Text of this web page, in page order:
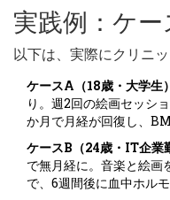
実践例：ケ
以下は、実際にクリニ
ケースA（18歳・大学生）
り。週2回の絵画セッシ
か月で月経が回復し、
ケースB（24歳・IT企業
で無月経に。音楽と絵画
で、6週間後に血中ホル